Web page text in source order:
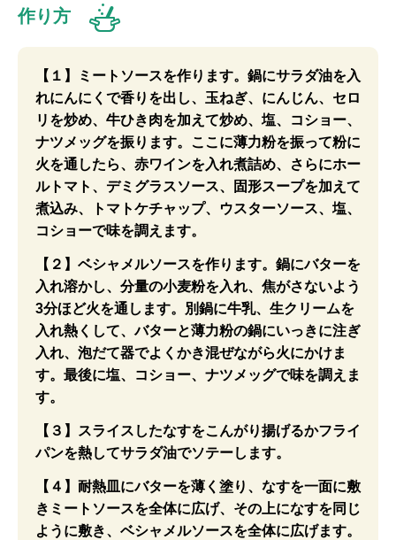
作り方
【１】ミートソースを作ります。鍋にサラダ油を入
れにんにくで香りを出し、玉ねぎ、にんじん、セロ
リを炒め、牛ひき肉を加えて炒め、塩、コショー、
ナツメッグを振ります。ここに薄力粉を振って粉に
火を通したら、赤ワインを入れ煮詰め、さらにホー
ルトマト、デミグラスソース、固形スープを加えて
煮込み、トマトケチャップ、ウスターソース、塩、
コショーで味を調えます。
【２】ベシャメルソースを作ります。鍋にバターを
入れ溶かし、分量の小麦粉を入れ、焦がさないよう
3分ほど火を通します。別鍋に牛乳、生クリームを
入れ熱くして、バターと薄力粉の鍋にいっきに注ぎ
入れ、泡だて器でよくかき混ぜながら火にかけま
す。最後に塩、コショー、ナツメッグで味を調えま
す。
【３】スライスしたなすをこんがり揚げるかフライ
パンを熱してサラダ油でソテーします。
【４】耐熱皿にバターを薄く塗り、なすを一面に敷
きミートソースを全体に広げ、その上になすを同じ
ように敷き、ベシャメルソースを全体に広げます。